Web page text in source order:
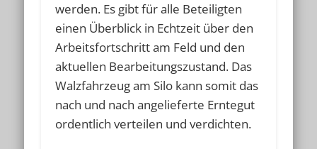
werden. Es gibt für alle Beteiligten
einen Überblick in Echtzeit über den
Arbeitsfortschritt am Feld und den
aktuellen Bearbeitungszustand. Das
Walzfahrzeug am Silo kann somit das
nach und nach angelieferte Erntegut
ordentlich verteilen und verdichten.